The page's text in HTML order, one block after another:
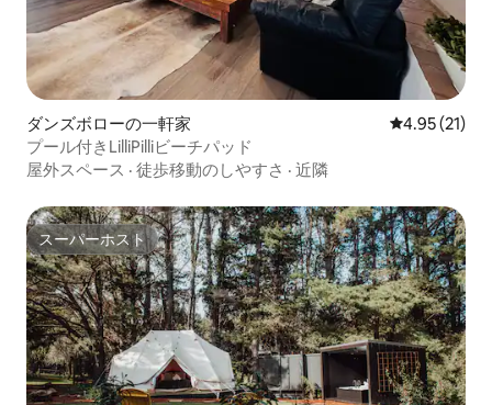
ダンズボローの一軒家 レビュー21
4.95 (21)
プール付きLilliPilliビーチパッド
屋外スペース · 徒歩移動のしやすさ · 近隣
スーパーホスト
スーパーホスト